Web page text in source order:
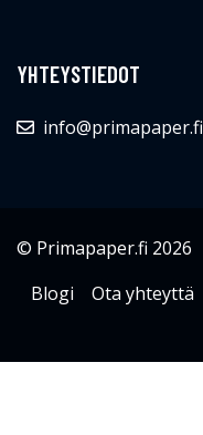
YHTEYSTIEDOT
info@primapaper.fi
© Primapaper.fi 2026
Blogi
Ota yhteyttä